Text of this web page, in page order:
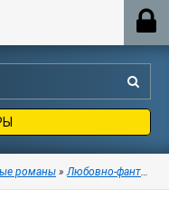
романы »Любовно-